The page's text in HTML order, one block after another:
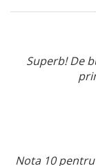
Superb! De
Nota 10